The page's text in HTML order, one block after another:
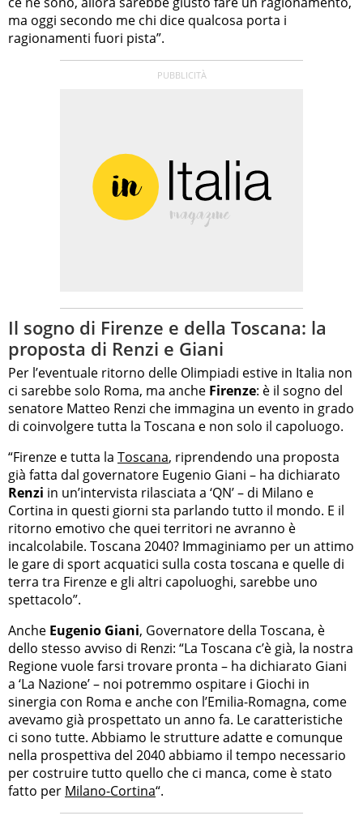
ma oggi secondo me chi dice qualcosa porta i
ragionamenti fuori pista”.
Il sogno di Firenze e della Toscana: la
proposta di Renzi e Giani
Per l’eventuale ritorno delle Olimpiadi estive in Italia non
ci sarebbe solo Roma, ma anche Firenze: è il sogno del
senatore Matteo Renzi che immagina un evento in grado
di coinvolgere tutta la Toscana e non solo il capoluogo.
“Firenze e tutta la Toscana, riprendendo una proposta
già fatta dal governatore Eugenio Giani – ha dichiarato
Renzi in un’intervista rilasciata a ‘QN’ – di Milano e
Cortina in questi giorni sta parlando tutto il mondo. E il
ritorno emotivo che quei territori ne avranno è
incalcolabile. Toscana 2040? Immaginiamo per un attimo
le gare di sport acquatici sulla costa toscana e quelle di
terra tra Firenze e gli altri capoluoghi, sarebbe uno
spettacolo”.
Anche Eugenio Giani, Governatore della Toscana, è
dello stesso avviso di Renzi: “La Toscana c’è già, la nostra
Regione vuole farsi trovare pronta – ha dichiarato Giani
a ‘La Nazione’ – noi potremmo ospitare i Giochi in
sinergia con Roma e anche con l’Emilia-Romagna, come
avevamo già prospettato un anno fa. Le caratteristiche
ci sono tutte. Abbiamo le strutture adatte e comunque
nella prospettiva del 2040 abbiamo il tempo necessario
per costruire tutto quello che ci manca, come è stato
fatto per Milano-Cortina“.